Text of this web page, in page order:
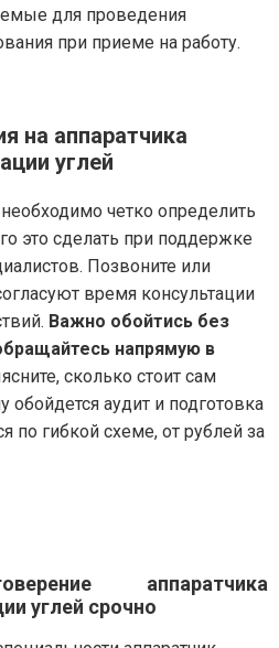
для проведения
при приеме на работу.
на аппаратчика
углей
четко определить
это сделать при поддержке
Позвоните или
время консультации
Важно обойтись без
напрямую в
сколько стоит сам
аудит и подготовка
по гибкой схеме, от рублей за
аппаратчика
углей срочно